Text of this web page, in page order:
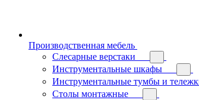
Производственная мебель
Слесарные верстаки
Инструментальные шкафы
Инструментальные тумбы и
Столы монтажные